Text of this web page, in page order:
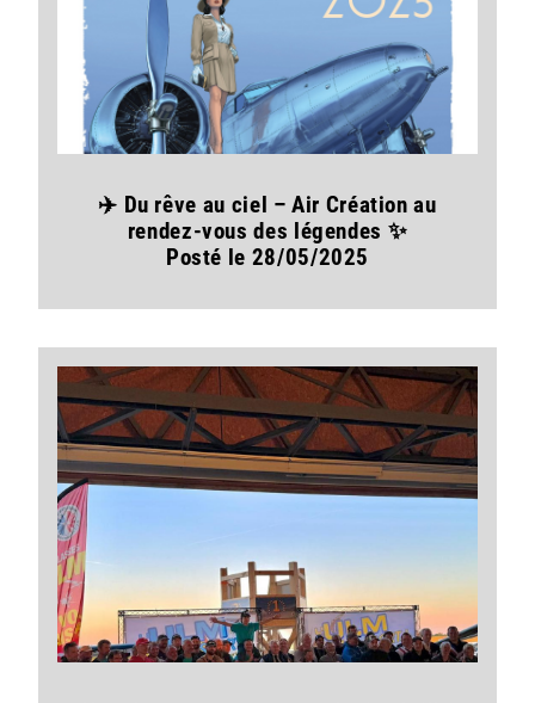
✈️ Du rêve au ciel – Air Création au
rendez-vous des légendes ✨
Posté le 28/05/2025